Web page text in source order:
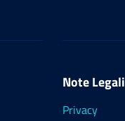
Note Legali
Privacy